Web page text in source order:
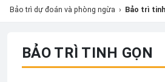
Bảo trì dự đoán và phòng ngừa › Bảo trì
BẢO TRÌ TINH GỌN